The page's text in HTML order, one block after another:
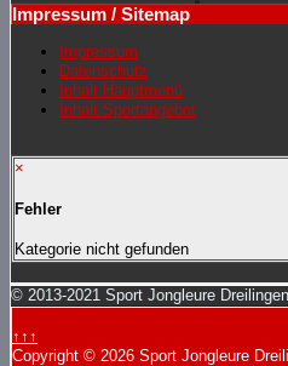
Impressum / Sitemap
Impressum
Datenschutz
Inhalt Hauptmenü
Inhalt Sportangebot
×
Fehler
Kategorie nicht gefunden
© 2013-2021 Sport Jongleure
↑↑↑
Copyright © 2026 Sport Jongleure